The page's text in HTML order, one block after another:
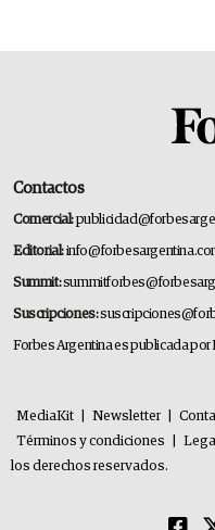
Contactos
Comercial:
Editorial:
Summit:
Suscripciones:
Forbes Argentina es publicada por
MediaKit Newsletter
Términos y condiciones
los derechos reservados.